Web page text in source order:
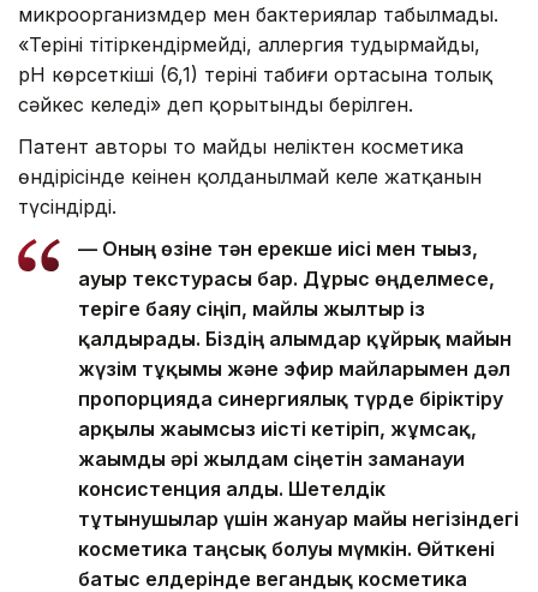
микроорганизмдер мен бактериялар табылмады.
«Теріні тітіркендірмейді, аллергия тудырмайды,
pH көрсеткіші (6,1) терінің табиғи ортасына толық
сәйкес келеді» деп қорытынды берілген.
Патент авторы тоң майдың неліктен косметика
өндірісінде кеңінен қолданылмай келе жатқанын
түсіндірді.
— Оның өзіне тән ерекше иісі мен тығыз,
ауыр текстурасы бар. Дұрыс өңделмесе,
теріге баяу сіңіп, майлы жылтыр із
қалдырады. Біздің ғалымдар құйрық майын
жүзім тұқымы және эфир майларымен дәл
пропорцияда синергиялық түрде біріктіру
арқылы жағымсыз иісті кетіріп, жұмсақ,
жағымды әрі жылдам сіңетін заманауи
консистенция алды. Шетелдік
тұтынушылар үшін жануар майы негізіндегі
косметика таңсық болуы мүмкін. Өйткені
батыс елдерінде вегандық косметика